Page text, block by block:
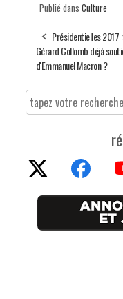
Publié dans Culture
Présidentielles 2017 :
Gérard Collomb déjà
d'Emmanuel Macron ?